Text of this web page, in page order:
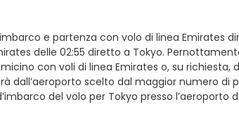
e partenza con volo di linea Emirates
delle 02:55 diretto a Tokyo.
con voli di linea Emirates o, su richiesta,
dall’aeroporto scelto dal maggior numero di
del volo per Tokyo presso l’aeroporto